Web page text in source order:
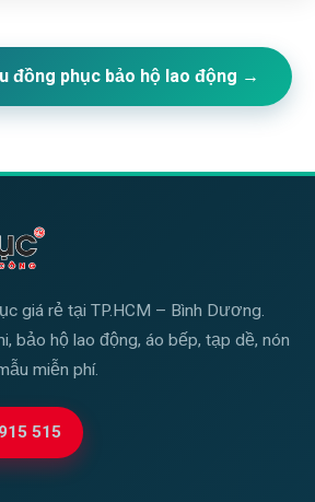
đồng phục bảo hộ lao động →
giá rẻ tại TP.HCM – Bình Dương.
bảo hộ lao động, áo bếp, tạp dề, nón
miễn phí.
515